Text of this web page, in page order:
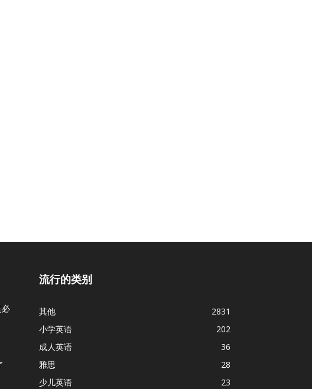
必
流行的类别
其他
2831
小学英语
202
成人英语
36
雅思
28
少儿英语
23